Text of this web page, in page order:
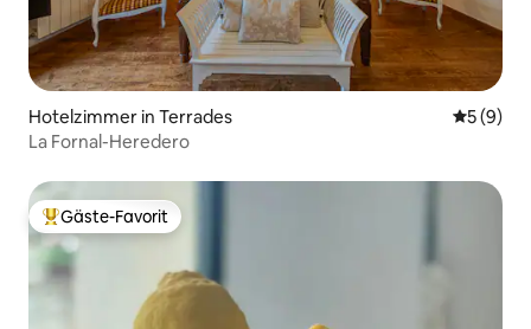
Hotelzimmer in Terrades
5 (9)
La Fornal-Heredero
Beliebter Gäste-Favorit.
Gäste-Favorit